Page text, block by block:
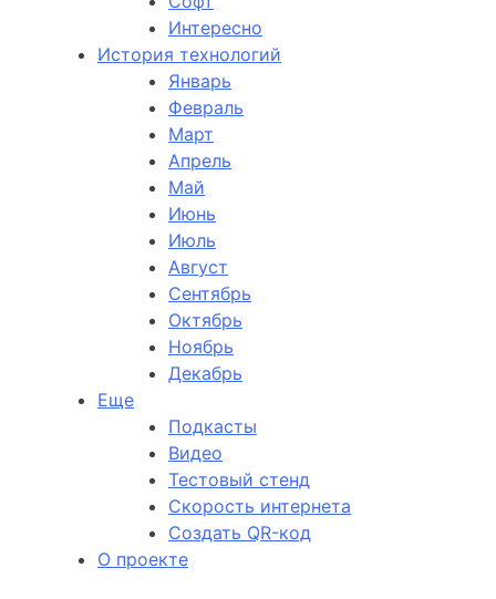
Интересно
История технологий
Январь
Февраль
Март
Апрель
Май
Июнь
Июль
Август
Сентябрь
Октябрь
Ноябрь
Декабрь
Еще
Подкасты
Видео
Тестовый стенд
Скорость интернета
Создать QR-код
О проекте